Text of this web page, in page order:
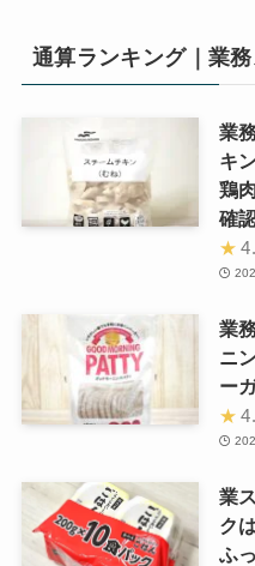
通算ランキング｜業
業
キ
鶏
確
★
業
ニ
ー
★
業
ク
ふ